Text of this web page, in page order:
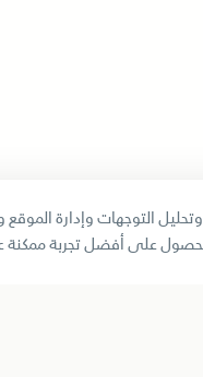
التوجهات وإدارة
على أفضل تجربة ممكنة